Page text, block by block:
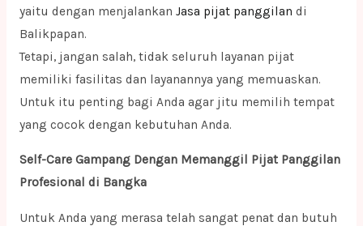
yaitu dengan menjalankan Jasa pijat panggilan di
Balikpapan.
Tetapi, jangan salah, tidak seluruh layanan pijat
memiliki fasilitas dan layanannya yang memuaskan.
Untuk itu penting bagi Anda agar jitu memilih tempat
yang cocok dengan kebutuhan Anda.
Self-Care Gampang Dengan Memanggil Pijat Panggilan
Profesional di Bangka
Untuk Anda yang merasa telah sangat penat dan butuh